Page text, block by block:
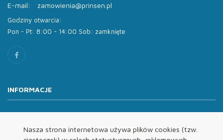
Nasza strona internetowa używa plików cookies (tzw.
E-mail:
zamowienia@prinsen.pl
Godziny otwarcia:
Pon - Pt: 8:00 - 14:00 Sob: zamknięte
INFORMACJE
Oferta